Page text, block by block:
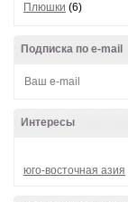
Плюшки (6)
Подписка по e-mail
Интересы
юго-восточная азия